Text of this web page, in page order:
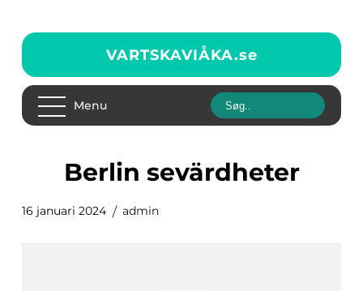
VARTSKAVIÅKA.se
Menu
berlin sevärdheter
16 januari 2024 admin